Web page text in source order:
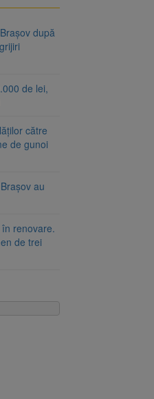
după
de lei,
către
de gunoi
au
renovare.
de trei